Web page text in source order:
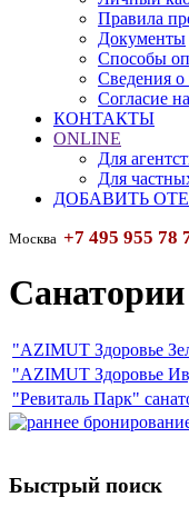
Правила
Документы
Способы
Сведения о
Согласие
КОНТАКТЫ
ONLINE
Для
Для
ДОБАВИТЬ
Москва +7 495 955 78
"AZIMUT Здоровье
"AZIMUT Здоровье
"Ревиталь Парк"
Быстрый поиск